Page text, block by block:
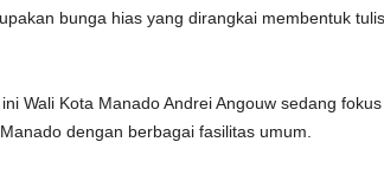
bunga hias yang dirangkai membentuk
Wali Kota Manado Andrei Angouw sedang
dengan berbagai fasilitas umum.